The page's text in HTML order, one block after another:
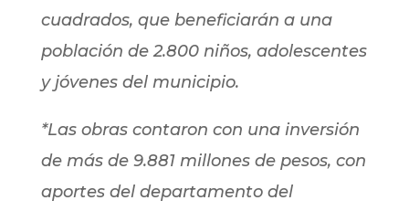
cuadrados, que beneficiarán a una
población de 2.800 niños, adolescentes
y jóvenes del municipio.
*Las obras contaron con una inversión
de más de 9.881 millones de pesos, con
aportes del departamento del